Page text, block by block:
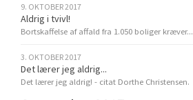
9. OKTOBER 2017
Aldrig i tvivl!
Bortskaffelse af affald fra 1.050 boliger kræver...
3. OKTOBER 2017
Det lærer jeg aldrig...
Det lærer jeg aldrig! - citat Dorthe Christensen.